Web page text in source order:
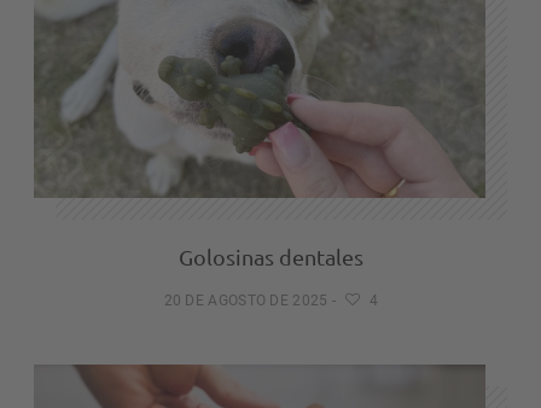
Golosinas dentales
20 DE AGOSTO DE 2025 - 4